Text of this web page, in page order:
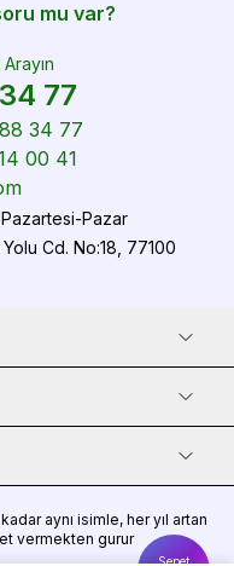
Sepet
mu var?
77
34 77
00 41
Pazar
Cd. No:18, 77100
aynı isimle, her yıl artan
vermekten gurur